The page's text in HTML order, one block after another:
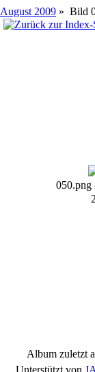
2009 » Bild
Album zuletzt
Unterstützt von